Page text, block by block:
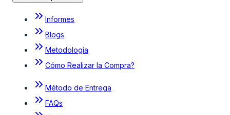
Informes
Blogs
Metodología
Cómo Realizar la Compra?
Método de Entrega
FAQs